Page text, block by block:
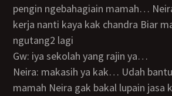
pengin ngebahagiain mamah…
kerja nanti kaya kak chandra Biar
ngutang2 lagi
Gw: iya sekolah yang rajin ya…
Neira: makasih ya kak… Udah bantuin neira dan
mamah Neira gak bakal lupain